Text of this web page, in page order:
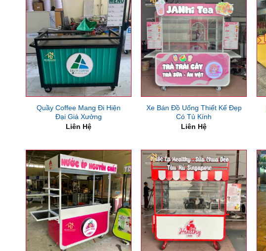
Quầy Coffee Mang Đi Hiện
Đại Giá Xưởng
Liên Hệ
Xe Bán Đồ Uống Thiết Kế Đẹp
Có Tủ Kính
Liên Hệ